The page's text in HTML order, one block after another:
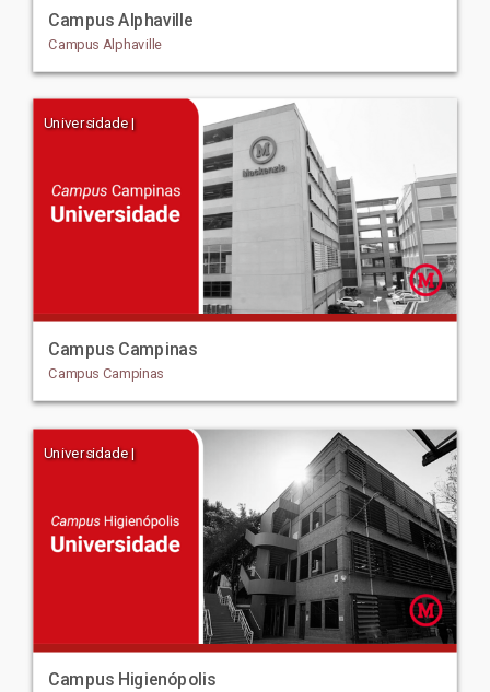
Campus Alphaville
Campus Alphaville
Universidade |
Campus Campinas
Campus Campinas
Universidade |
Campus Higienópolis